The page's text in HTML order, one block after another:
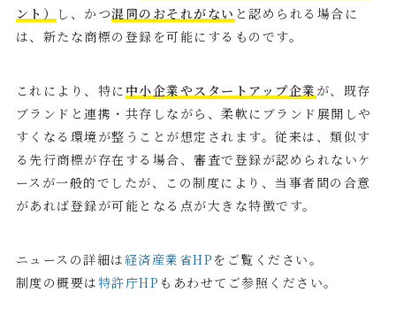
ント）
し、かつ混同のおそれがない と認められる場合に
は、新たな商標の登録を可能にするものです。
これにより、特に 中小企業やスタートアップ企業 が、既存
ブランドと連携・共存しながら、柔軟にブランド展開しや
すくなる環境が整うことが想定されます。従来は、類似す
る先行商標が存在する場合、審査で登録が認められないケ
ースが一般的でしたが、この制度により、当事者間の合意
があれば登録が可能となる点が大きな特徴です。
ニュースの詳細は経済産業省HP をご覧ください。
制度の概要は特許庁HP もあわせてご参照ください。